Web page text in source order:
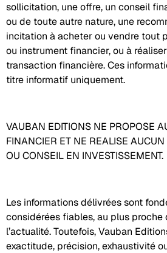
sollicitation, une offre, un conseil
ou de toute autre nature, une
incitation à acheter ou vendre tout
ou instrument financier, ou à
transaction financière. Ces
titre informatif uniquement.
VAUBAN EDITIONS NE PROPOSE
FINANCIER ET NE REALISE
OU CONSEIL EN INVESTISSEMENT.
Les informations délivrées sont
considérées fiables, au plus proche
l’actualité. Toutefois, Vauban
exactitude, précision, exhaustivité